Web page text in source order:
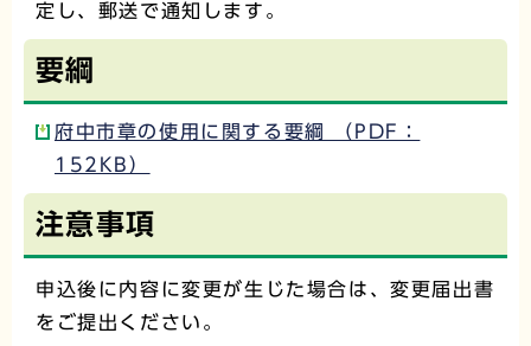
定し、郵送で通知します。
要綱
府中市章の使用に関する要綱 （PDF：
152KB）
注意事項
申込後に内容に変更が生じた場合は、変更届出書
をご提出ください。